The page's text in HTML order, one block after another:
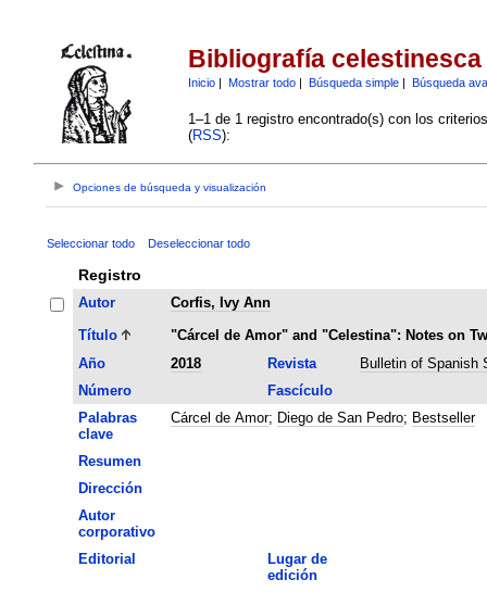
Bibliografía celestinesca
Inicio| Mostrar todo| Búsqueda simple| Búsqueda
1–1 de 1 registro encontrado(s) con los
(RSS):
Opciones de búsqueda y visualización
Seleccionar todo Deseleccionar todo
Registro
Autor
Corfis, Ivy Ann
Título
"Cárcel de Amor" and "Celestina": Notes on
Año
2018 Revista
Bulletin of Spanish
Número
Fascículo
Palabras
clave
Cárcel de Amor; Diego de San Pedro; Bestseller
Resumen
Dirección
Autor
corporativo
Editorial
Lugar de
edición